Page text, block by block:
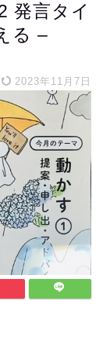
発言タイ
る –
2023年11月7日